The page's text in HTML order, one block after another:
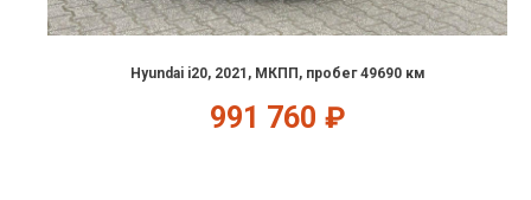
Hyundai i20, 2021, МКПП, пробег 49690 км
991 760 ₽